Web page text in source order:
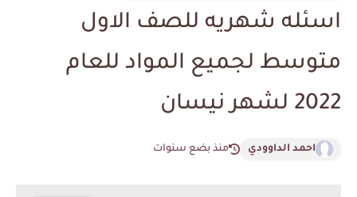
اسئله شهريه للصف الاول
متوسط لجميع المواد للعام
2022 لشهر نيسان
احمد الداوودي منذ بضع سنوات